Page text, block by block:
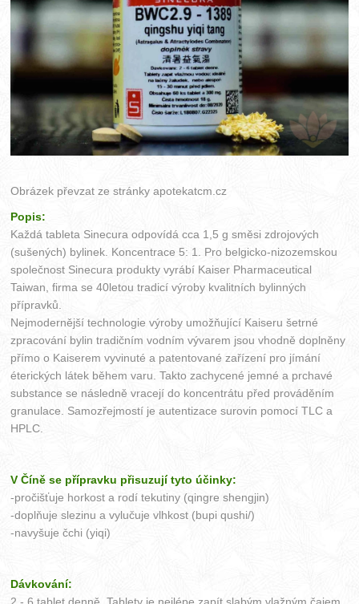
Obrázek převzat ze stránkyapotekatcm.cz
Popis:
Každá tableta Sinecura odpovídá cca 1,5 g směsi zdrojových
(sušených) bylinek. Koncentrace 5: 1. Pro belgicko-nizozemskou
společnost Sinecura produkty vyrábí Kaiser Pharmaceutical
Taiwan, firma se 40letou tradicí výroby kvalitních bylinných
přípravků.
Nejmodernější technologie výroby umožňující Kaiseru šetrné
zpracování bylin tradičním vodním vývarem jsou vhodně doplněny
přímo o Kaiserem vyvinuté a patentované zařízení pro jímání
éterických látek během varu. Takto zachycené jemné a prchavé
substance se následně vracejí do koncentrátu před prováděním
granulace. Samozřejmostí je autentizace surovin pomocí TLC a
HPLC.
V Číně se přípravku přisuzují tyto účinky:
-pročišťuje horkost a rodí tekutiny (qingre shengjin)
-doplňuje slezinu a vylučuje vlhkost (bupi qushi/)
-navyšuje čchi (yiqi)
Dávkování: